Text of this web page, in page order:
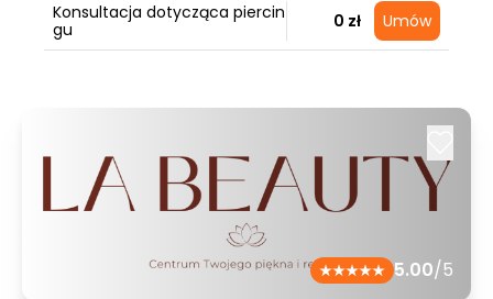
Konsultacja dotycząca piercin
gu
0 zł Umów
5.00/5